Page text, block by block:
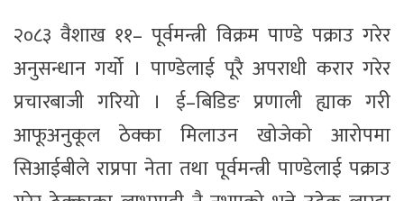
२०८३ वैशाख ११– पूर्वमन्त्री विक्रम पाण्डे पक्राउ गरेर
अनुसन्धान गर्यो । पाण्डेलाई पूरै अपराधी करार गरेर
प्रचारबाजी गरियो । ई–बिडिङ प्रणाली ह्याक गरी
आफूअनुकूल ठेक्का मिलाउन खोजेको आरोपमा
सिआईबीले राप्रपा नेता तथा पूर्वमन्त्री पाण्डेलाई पक्राउ